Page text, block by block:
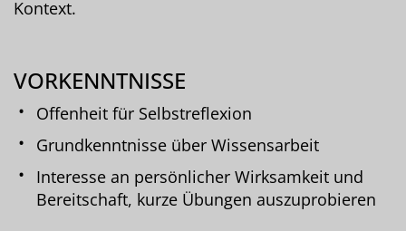
Kontext.
VORKENNTNISSE
Offenheit für Selbstreflexion
Grundkenntnisse über Wissensarbeit
Interesse an persönlicher Wirksamkeit und
Bereitschaft, kurze Übungen auszuprobieren